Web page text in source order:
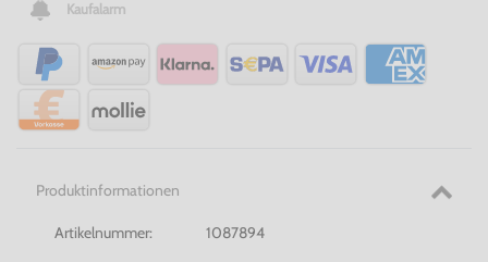
Kaufalarm
Produktinformationen
Artikelnummer: 1087894